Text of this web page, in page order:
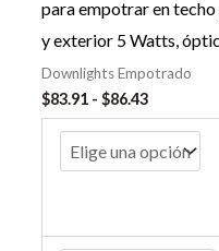
para empotrar en
y exterior 5 Watts,
Downlights Empotrado
$83.91 - $86.43